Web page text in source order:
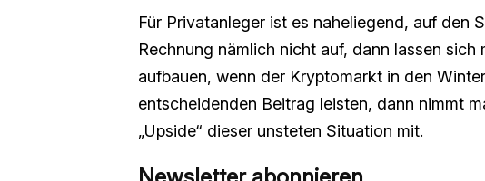
Für Privatanleger ist es naheliegend, auf den
Rechnung nämlich nicht auf, dann lassen
aufbauen, wenn der Kryptomarkt in den
entscheidenden Beitrag leisten, dann nimmt
„Upside“ dieser unsteten Situation mit.